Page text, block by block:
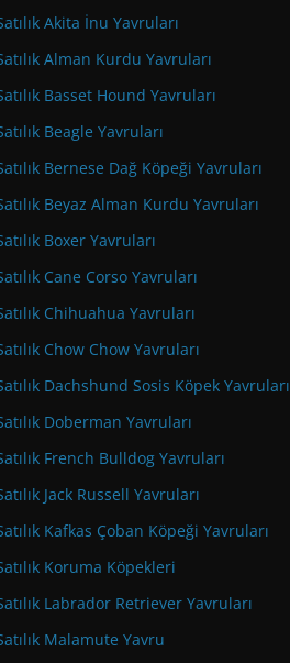
Akita İnu Yavruları
Alman Kurdu Yavruları
Basset Hound Yavruları
Beagle Yavruları
Bernese Dağ Köpeği Yavruları
Beyaz Alman Kurdu Yavruları
Boxer Yavruları
Cane Corso Yavruları
Chihuahua Yavruları
Chow Chow Yavruları
Dachshund Sosis Köpek Yavruları
Doberman Yavruları
French Bulldog Yavruları
Jack Russell Yavruları
Kafkas Çoban Köpeği Yavruları
Koruma Köpekleri
Labrador Retriever Yavruları
Malamute Yavru